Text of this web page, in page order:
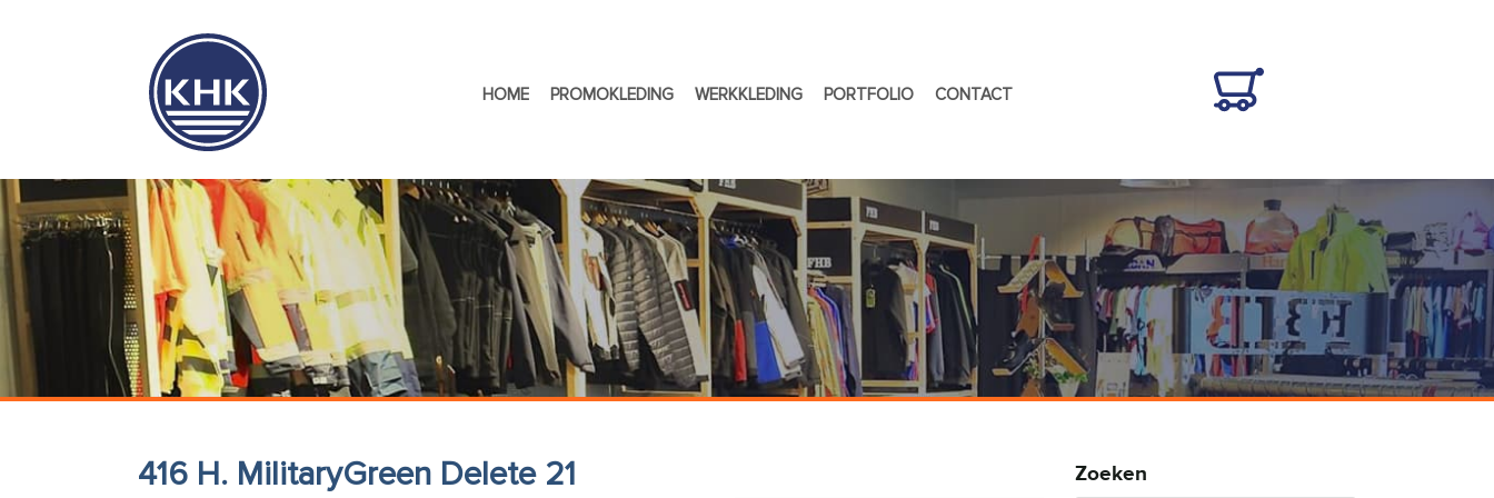
HOME PROMOKLEDING WERKKLEDING PORTFOLIO CONTACT
416 H. MilitaryGreen Delete 21 Zoeken